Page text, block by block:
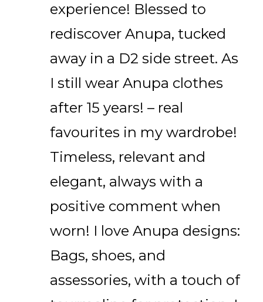
experience! Blessed to
rediscover Anupa, tucked
away in a D2 side street. As
I still wear Anupa clothes
after 15 years! – real
favourites in my wardrobe!
Timeless, relevant and
elegant, always with a
positive comment when
worn! I love Anupa designs:
Bags, shoes, and
assessories, with a touch of